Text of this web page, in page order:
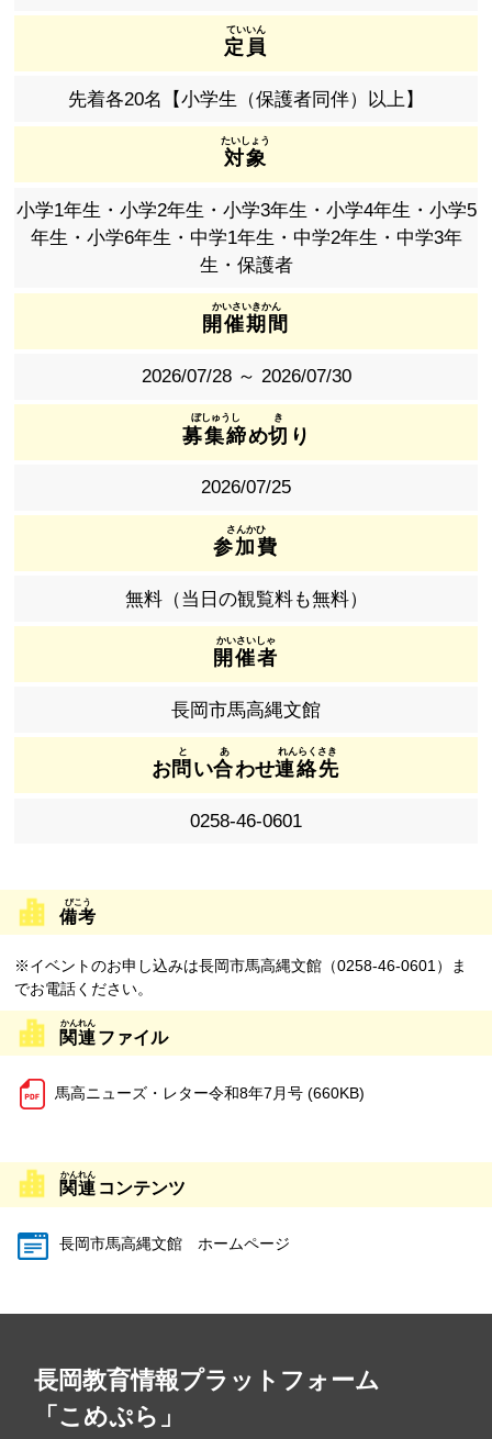
定員
先着各20名【小学生（保護者同伴）以上】
対象
小学1年生・小学2年生・小学3年生・小学4年生・小学5
年生・小学6年生・中学1年生・中学2年生・中学3年
生・保護者
開催期間
2026/07/28 ～ 2026/07/30
募集締め切 り
2026/07/25
参加費
無料（当日の観覧料も無料）
開催者
長岡市馬高縄文館
お問 い合わせ連絡先
0258-46-0601
備考
※イベントのお申し込みは長岡市馬高縄文館（0258-46-0601）ま
でお電話ください。
関連ファイル
馬高ニューズ・レター令和8年7月号 (660KB)
関連 コンテンツ
長岡市馬高縄文館 ホームページ
長岡教育情報プラットフォーム
「こめぷら」